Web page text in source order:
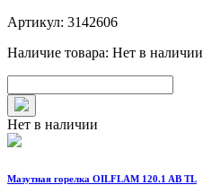
Артикул: 3142606
Наличие товара: Нет в наличии
Нет в наличии
Мазутная горелка OILFLAM 120.1 AB TL